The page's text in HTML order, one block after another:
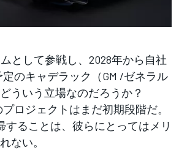
として参戦し、2028年から自社
のキャデラック（GM /ゼネラル
ういう立場なのだろうか？
ロジェクトはまだ初期段階だ。
することは、彼らにとってはメリ
ない。